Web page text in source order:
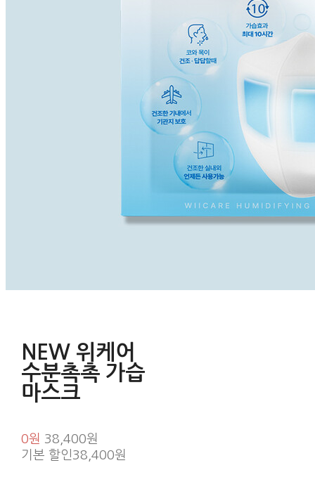
NEW 위케어
수분촉촉 가습
마스크
0원 38,400원
기본 할인38,400원